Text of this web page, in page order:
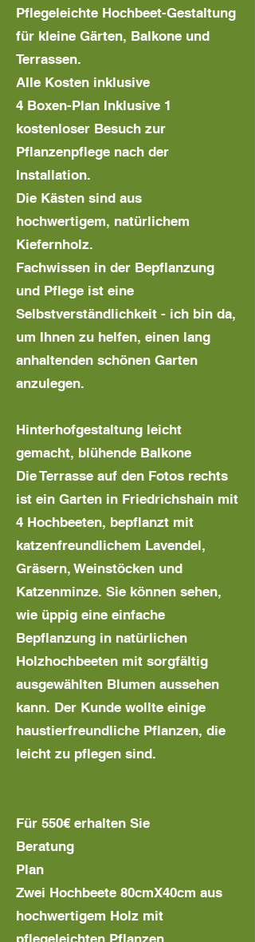
Pflegeleichte Hochbeet-Gestaltung
für kleine Gärten, Balkone und
Terrassen.
Alle Kosten inklusive
4 Boxen-Plan Inklusive 1
kostenloser Besuch zur
Pflanzenpflege nach der
Installation.
Die Kästen sind aus
hochwertigem, natürlichem
Kiefernholz.
Fachwissen in der Bepflanzung
und Pflege ist eine
Selbstverständlichkeit - ich bin da,
um Ihnen zu helfen, einen lang
anhaltenden schönen Garten
anzulegen.
Hinterhofgestaltung leicht
gemacht, blühende Balkone
Die Terrasse auf den Fotos rechts
ist ein Garten in Friedrichshain mit
4 Hochbeeten, bepflanzt mit
katzenfreundlichem Lavendel,
Gräsern, Weinstöcken und
Katzenminze. Sie können sehen,
wie üppig eine einfache
Bepflanzung in natürlichen
Holzhochbeeten mit sorgfältig
ausgewählten Blumen aussehen
kann. Der Kunde wollte einige
haustierfreundliche Pflanzen, die
leicht zu pflegen sind.
Für 550€ erhalten Sie
Beratung
Plan
Zwei Hochbeete 80cmX40cm aus
hochwertigem Holz mit
pflegeleichten Pflanzen